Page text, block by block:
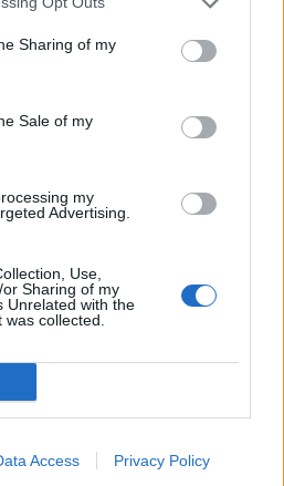
Sharing of my
Sale of my
my
Advertising.
Use,
Sharing of my
Unrelated with the
collected.
Access Privacy Policy
maison : une
parfumée et pleine